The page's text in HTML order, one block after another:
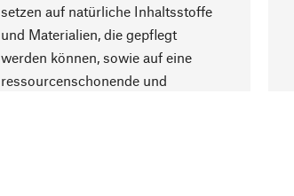
setzen auf natürliche Inhaltsstoffe
und Materialien, die gepflegt
werden können, sowie auf eine
ressourcenschonende und